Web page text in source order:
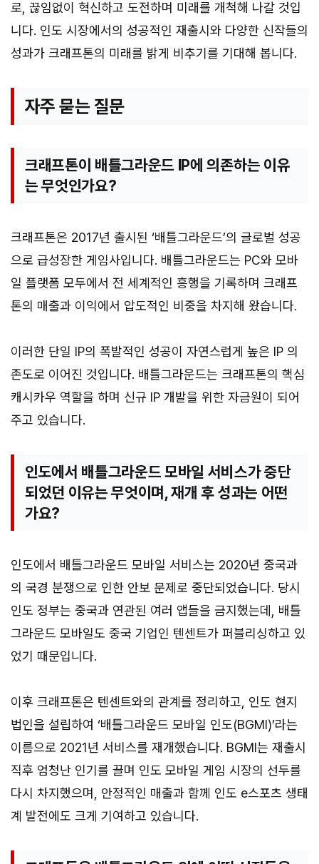
로, 끊임없이 혁신하고 도전하며 미래를 개척해 나갈 것입
니다. 인도 시장에서의 성공적인 재출시와 다양한 신작들의
성과가 크래프톤의 미래를 밝게 비추기를 기대해 봅니다.
자주 묻는 질문
크래프톤이 배틀그라운드 IP에 의존하는 이유
는 무엇인가요?
크래프톤은 2017년 출시된 ‘배틀그라운드’의 글로벌 성공
으로 급성장한 게임사입니다. 배틀그라운드는 PC와 모바
일 플랫폼 모두에서 전 세계적인 흥행을 기록하며 크래프
톤의 매출과 이익에서 압도적인 비중을 차지해 왔습니다.
이러한 단일 IP의 폭발적인 성공이 자연스럽게 높은 IP 의
존도로 이어진 것입니다. 배틀그라운드는 크래프톤의 핵심
캐시카우 역할을 하며 신규 IP 개발을 위한 자금원이 되어
주고 있습니다.
인도에서 배틀그라운드 모바일 서비스가 중단
되었던 이유는 무엇이며, 재개 후 성과는 어떤
가요?
인도에서 배틀그라운드 모바일 서비스는 2020년 중국과
의 국경 분쟁으로 인한 안보 문제로 중단되었습니다. 당시
인도 정부는 중국과 연관된 여러 앱들을 금지했는데, 배틀
그라운드 모바일도 중국 기업인 텐센트가 퍼블리싱하고 있
었기 때문입니다.
이후 크래프톤은 텐센트와의 관계를 정리하고, 인도 현지
법인을 설립하여 ‘배틀그라운드 모바일 인도(BGMI)’라는
이름으로 2021년 서비스를 재개했습니다. BGMI는 재출시
직후 엄청난 인기를 끌며 인도 모바일 게임 시장의 선두를
다시 차지했으며, 안정적인 매출과 함께 인도 e스포츠 생태
계 발전에도 크게 기여하고 있습니다.